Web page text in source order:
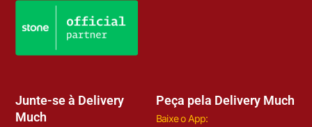
Junte-se à Delivery
Much
Peça pela Delivery Much
Baixe o App: